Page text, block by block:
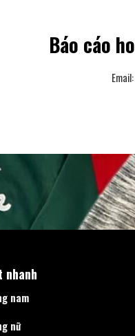
Báo cáo
Email:
nhanh
nam
nữ